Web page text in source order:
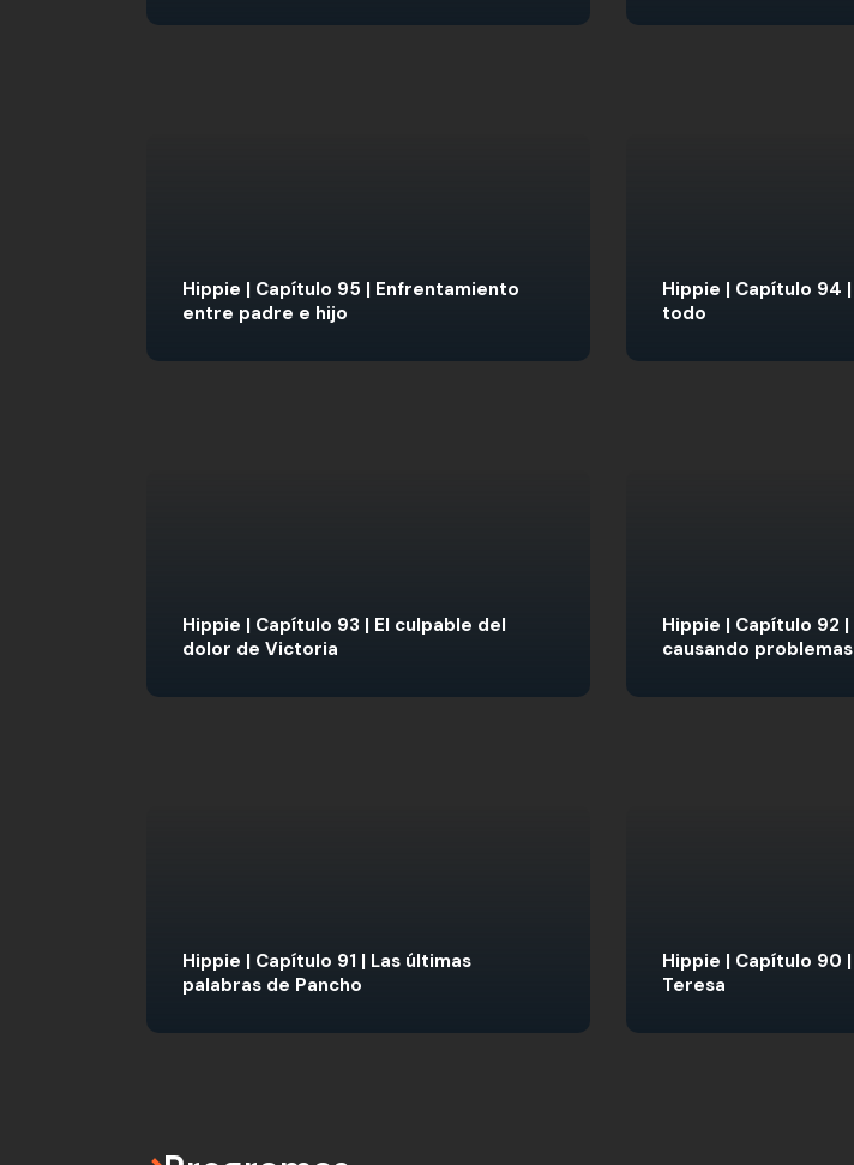
Hippie | Capítulo 95 | Enfrentamiento
entre padre e hijo
Hippie | Capítulo 94
todo
Hippie | Capítulo 93 | El culpable del
dolor de Victoria
Hippie | Capítulo 92
causando problemas
Hippie | Capítulo 91 | Las últimas
palabras de Pancho
Hippie | Capítulo 90
Teresa